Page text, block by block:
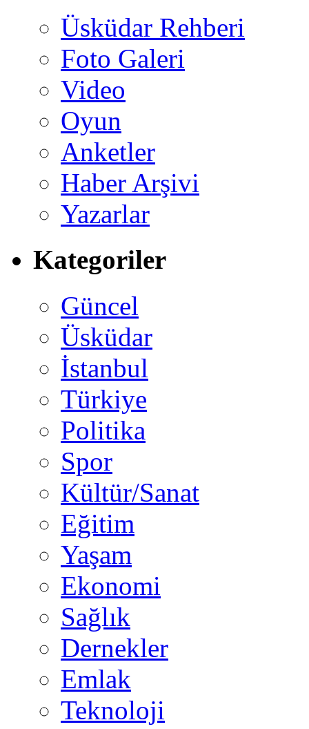
Üsküdar Rehberi
Foto Galeri
Video
Oyun
Anketler
Haber Arşivi
Yazarlar
Kategoriler
Güncel
Üsküdar
İstanbul
Türkiye
Politika
Spor
Kültür/Sanat
Eğitim
Yaşam
Ekonomi
Sağlık
Dernekler
Emlak
Teknoloji